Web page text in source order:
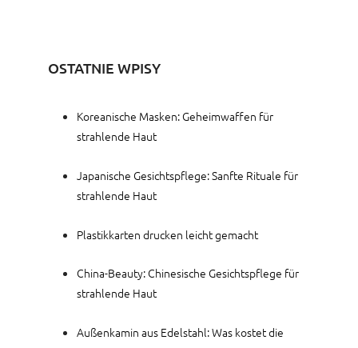
OSTATNIE WPISY
Koreanische Masken: Geheimwaffen für
strahlende Haut
Japanische Gesichtspflege: Sanfte Rituale für
strahlende Haut
Plastikkarten drucken leicht gemacht
China-Beauty: Chinesische Gesichtspflege für
strahlende Haut
Außenkamin aus Edelstahl: Was kostet die